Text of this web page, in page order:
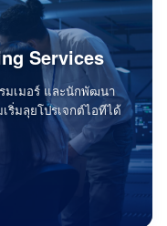
Services
มเมอร์ และนักพัฒนา
ริ่มลุยโปรเจกต์ไอทีได้